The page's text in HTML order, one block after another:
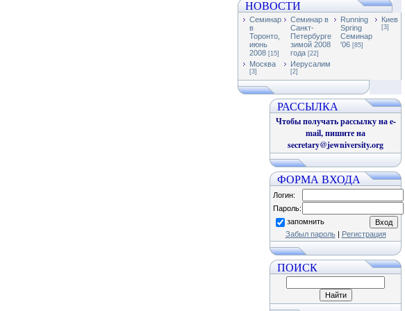
НОВОСТИ
Семинар
в
Торонто,
июнь
2008 [15]
Семинар в
Санкт-
Петербурге
зимой 2008
года [22]
Running
Spring
Семинар
'06 [85]
Киев
[3]
Москва
[3]
Иерусалим
[2]
РАССЫЛКА
Чтобы получать рассылку на e-
mail, пишите на
secretary@jewniversity.org
ФОРМА ВХОДА
Логин:
Пароль:
запомнить
Забыл пароль| Регистрация
ПОИСК